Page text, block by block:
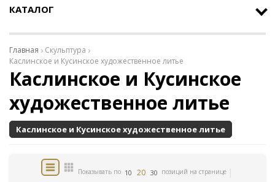
КАТАЛОГ
Главная
Скульптура
Каслинское и Кусинское художественное литье
Каслинское и Кусинское
художественное литье
Каслинское и Кусинское художественное литье
Показывать по 10 20 30 позиций на странице